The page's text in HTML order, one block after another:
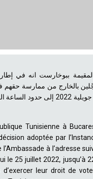
ببوخارست انه في
بالخارج من ممارسة حقهم
الاقتراع بمركز الاقتراع بالسفارة
Tunisienne à
adoptée par
à l’adresse
le 25 juillet 2022,
d’exercer leur droit de